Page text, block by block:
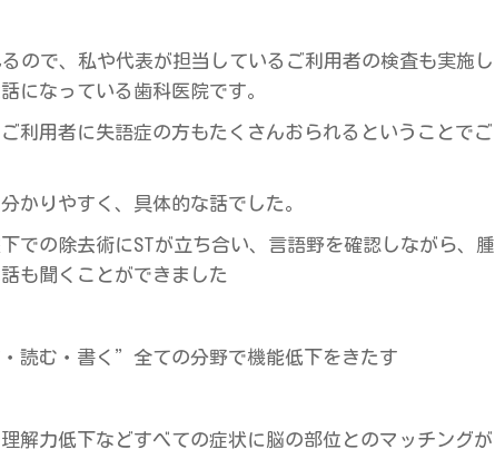
ので、私や代表が担当しているご利用者の検査も実施し
になっている歯科医院です。
利用者に失語症の方もたくさんおられるということでご
かりやすく、具体的な話でした。
での除去術にSTが立ち合い、言語野を確認しながら、腫
も聞くことができました
読む・書く”全ての分野で機能低下をきたす
解力低下などすべての症状に脳の部位とのマッチングが